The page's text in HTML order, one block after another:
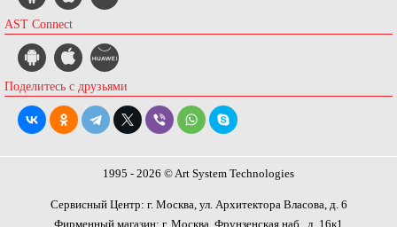
AST Connect
Поделитесь с друзьями
1995 - 2026 © Art System Technologies
Сервисный Центр: г. Москва, ул. Архитектора Власова, д. 6
Фирменный магазин: г. Москва, Фрунзенская наб., д. 16к1